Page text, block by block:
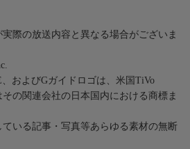
際の放送内容と異なる場合がございま
およびGガイドロゴは、米国TiVo
の関連会社の日本国内における商標ま
いる記事・写真等あらゆる素材の無断